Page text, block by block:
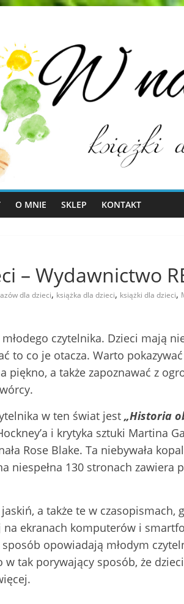
O MNIE SKLEP KONTAKT
– Wydawnictwo
dla dzieci, książka dla dzieci, książki dla dzieci,
czytelnika. Dzieci mają
to co je otacza. Warto pokazywać
piękno, a także zapoznawać z
w ten świat jest „Historia
i krytyka sztuki Martina
Rose Blake. Ta niebywała
niespełna 130 stronach zawiera
a także te w czasopismach,
ekranach komputerów i
opowiadają młodym
tak porywający sposób, że